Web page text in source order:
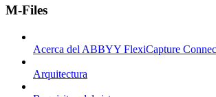
M-Files
Acerca del ABBYY FlexiCapture
Arquitectura